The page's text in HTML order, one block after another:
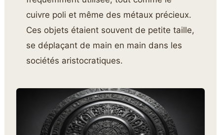
cuivre poli et même des métaux précieux.
Ces objets étaient souvent de petite taille,
se déplaçant de main en main dans les
sociétés aristocratiques.